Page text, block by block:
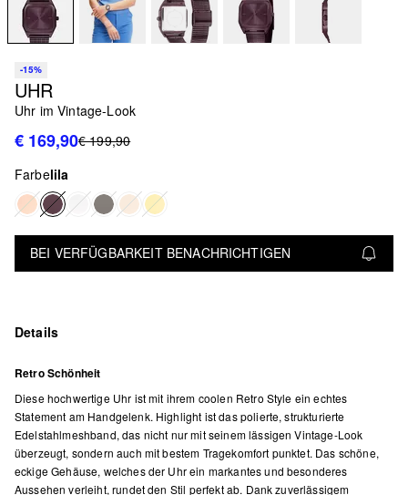
-15%
UHR
Uhr im Vintage-Look
€ 169,90€ 199,90
Farbelila
BEI VERFÜGBARKEIT BENACHRICHTIGEN
Details
Retro Schönheit
Diese hochwertige Uhr ist mit ihrem coolen Retro Style ein echtes
Statement am Handgelenk. Highlight ist das polierte, strukturierte
Edelstahlmeshband, das nicht nur mit seinem lässigen Vintage-Look
überzeugt, sondern auch mit bestem Tragekomfort punktet. Das schöne,
eckige Gehäuse, welches der Uhr ein markantes und besonderes
Aussehen verleiht, rundet den Stil perfekt ab. Dank zuverlässigem